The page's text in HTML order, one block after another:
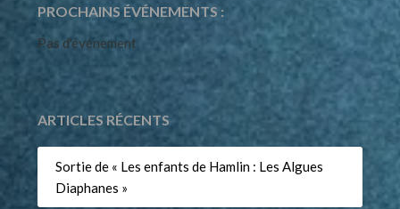
PROCHAINS ÉVÉNEMENTS :
Pas d'événement
ARTICLES RÉCENTS
Sortie de « Les enfants de Hamlin : Les Algues
Diaphanes »